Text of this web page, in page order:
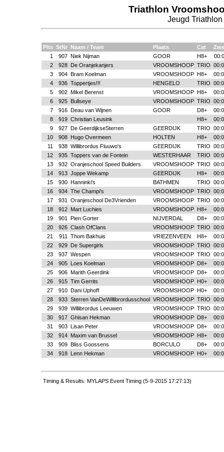
Triathlon
Jeugd
Plts StNr Naam / Team Plaats Cat
1
907 Niek Nijman GOOR H8+
2
928 De Oranjekanjers VROOMSHOOP TRIO
3
904 Bram Koelman VROOMSHOOP H8+
4
936 Toppertjes!!! HENGELO TRIO
5
902 Mikel Berenst VROOMSHOOP H8+
6
925 Bullseye VROOMSHOOP TRIO
7
916 Deau van Wijnen GOOR D8+
8
919 Christian Leusink H8+
9
927 De GeerdijkseSterren GEERDIJK TRIO
10
908 Hugo Overmeen HOLTEN H8+
11
938 Willibrordus Fluuwo's GEERDIJK TRIO
12
935 Toppers van de Fontein WESTERHAAR TRIO
13
932 Oranjeschool Speed Builders VROOMSHOOP TRIO
14
913 Joppe Wekamp GEERDIJK H8+
15
930 Hanninki's BATHMEN TRIO
16
934 The Champi's VROOMSHOOP TRIO
17
931 Oranjeschool De3Vrienden VROOMSHOOP TRIO
18
912 Mart Luchies VROOMSHOOP H8+
19
901 Pien Gorter NIJVERDAL D8+
20
926 Clash OfClans VROOMSHOOP TRIO
21
911 Thom Bakhuis VRIEZENVEEN H8+
22
929 De Supergirls VROOMSHOOP TRIO
23
937 Wespen VROOMSHOOP TRIO
24
905 Loes Koelman VROOMSHOOP D8+
25
906 Marith Geerdink VROOMSHOOP D8+
26
915 Tim Gerrits VROOMSHOOP H0+
27
910 Dani Uphoff VROOMSHOOP H0+
28
933 Sterren VanDeWillibrordusschool VROOMSHOOP TRIO
29
939 Willibrordus Leeuwen VROOMSHOOP TRIO
30
917 Ghisan Hekman VROOMSHOOP D8+
31
903 Lisan Peter VROOMSHOOP D8+
32
914 Maxim van Brussel VROOMSHOOP H8+
33
909 Bliss Goossens BORCULO D8+
34
918 Lenn Hekman VROOMSHOOP H0+
Timing & Results: MYLAPS Event Timing (5-9-2015 17:27:13)